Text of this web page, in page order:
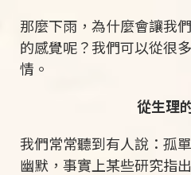
那麼下雨，為什麼會讓我
的感覺呢？我們可以從很
情。
從生理
我們常常聽到有人說：孤
幽默，事實上某些研究指